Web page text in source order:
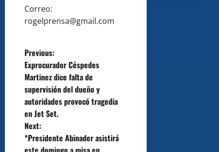
Correo:
rogelprensa@gmail.com
P
o
s
t
n
Previous:
Exprocurador Céspedes
Martinez dice falta de
supervisión del dueño y
autoridades provocó tragedia
en Jet Set.
Next:
*Presidente Abinader asistirá